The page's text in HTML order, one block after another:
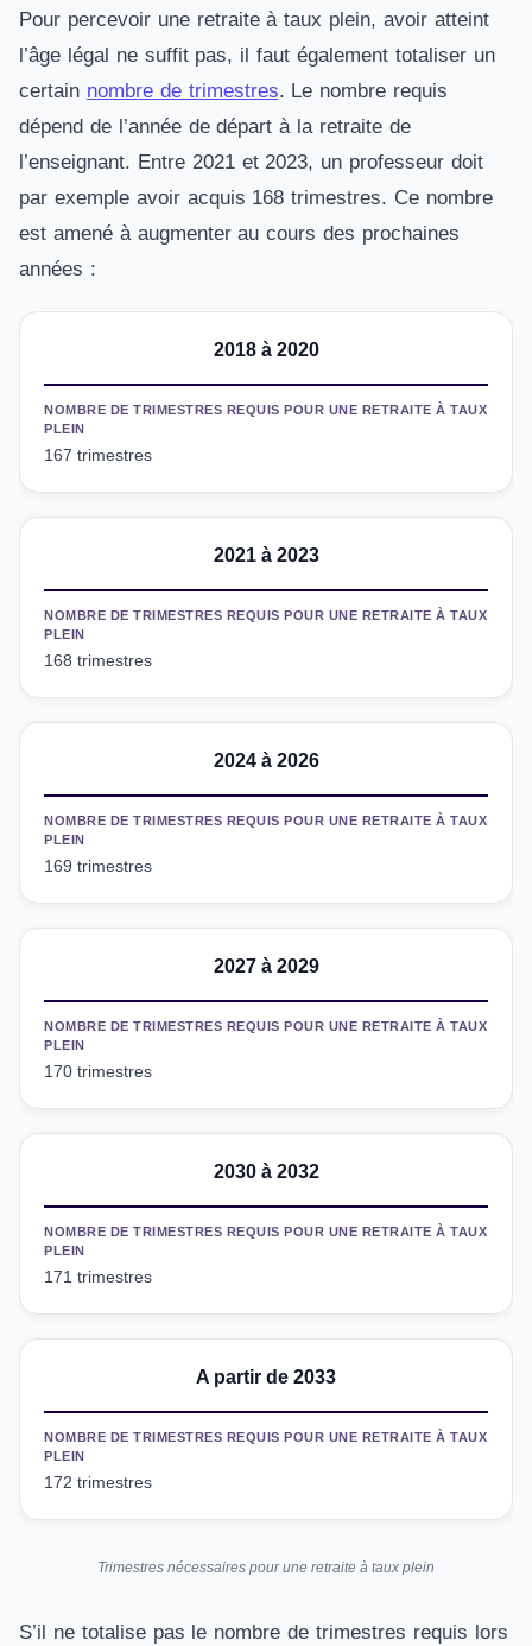
Pour percevoir une retraite à taux plein, avoir atteint
l’âge légal ne suffit pas, il faut également totaliser un
certain nombre de trimestres. Le nombre requis
dépend de l’année de départ à la retraite de
l’enseignant. Entre 2021 et 2023, un professeur doit
par exemple avoir acquis 168 trimestres. Ce nombre
est amené à augmenter au cours des prochaines
années :
2018 à 2020
NOMBRE DE TRIMESTRES REQUIS POUR UNE RETRAITE À TAUX
PLEIN
167 trimestres
2021 à 2023
NOMBRE DE TRIMESTRES REQUIS POUR UNE RETRAITE À TAUX
PLEIN
168 trimestres
2024 à 2026
NOMBRE DE TRIMESTRES REQUIS POUR UNE RETRAITE À TAUX
PLEIN
169 trimestres
2027 à 2029
NOMBRE DE TRIMESTRES REQUIS POUR UNE RETRAITE À TAUX
PLEIN
170 trimestres
2030 à 2032
NOMBRE DE TRIMESTRES REQUIS POUR UNE RETRAITE À TAUX
PLEIN
171 trimestres
A partir de 2033
NOMBRE DE TRIMESTRES REQUIS POUR UNE RETRAITE À TAUX
PLEIN
172 trimestres
Trimestres nécessaires pour une retraite à taux plein
S’il ne totalise pas le nombre de trimestres requis lors